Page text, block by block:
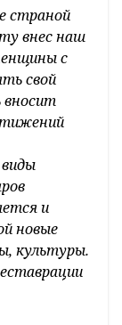
страной
внес наш
с
свой
вносит
и
новые
культуры.